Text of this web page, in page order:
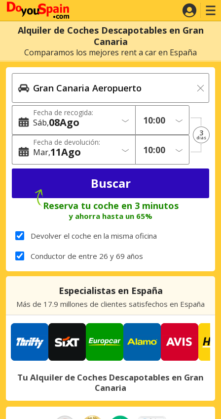
Alquiler de Coches Descapotables en Gran
Canaria
Comparamos los mejores rent a car en España
Fecha de recogida:
Sáb 08Ago
Fecha de devolución:
Mar 11Ago
3
dias
Reserva tu coche en 3 minutos
y ahorra hasta un 65%
Devolver el coche en la misma oficina
Conductor de entre 26 y 69 años
Especialistas en España
Más de 17.9 millones de clientes satisfechos en España
Tu Alquiler de Coches Descapotables en Gran
Canaria